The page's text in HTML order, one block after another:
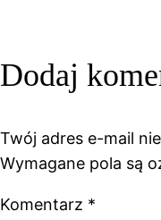
Dodaj
Twój adres e-mail
Wymagane pola są
Komentarz *